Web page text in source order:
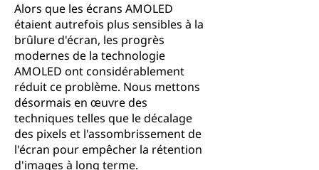
Alors que les écrans AMOLED
étaient autrefois plus sensibles à la
brûlure d'écran, les progrès
modernes de la technologie
AMOLED ont considérablement
réduit ce problème. Nous mettons
désormais en œuvre des
techniques telles que le décalage
des pixels et l'assombrissement de
l'écran pour empêcher la rétention
d'images à long terme.